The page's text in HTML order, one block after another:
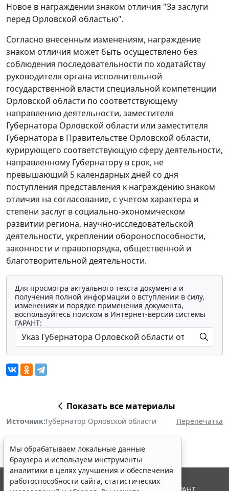
Новое в награждении знаком отличия "За заслуги
перед Орловской областью".
Согласно внесенным изменениям, награждение
знаком отличия может быть осуществлено без
соблюдения последовательности по ходатайству
руководителя органа исполнительной
государственной власти специальной компетенции
Орловской области по соответствующему
направлению деятельности, заместителя
Губернатора Орловской области или заместителя
Губернатора в Правительстве Орловской области,
курирующего соответствующую сферу деятельности,
направленному Губернатору в срок, не
превышающий 5 календарных дней со дня
поступления представления к награждению знаком
отличия на согласование, с учетом характера и
степени заслуг в социально-экономическом
развитии региона, научно-исследовательской
деятельности, укреплении обороноспособности,
законности и правопорядка, общественной и
благотворительной деятельности.
Для просмотра актуального текста документа и
получения полной информации о вступлении в силу,
изменениях и порядке применения документа,
воспользуйтесь поиском в Интернет-версии системы
ГАРАНТ:
Показать все материалы
Источник:Губернатор Орловской области Перепечатка
Мы обрабатываем локальные данные
браузера и используем инструменты
аналитики в целях улучшения и обеспечения
работоспособности сайта, статистических
© ООО "НПП "ГАРАНТ-СЕРВИС", 2026. Система ГАРАНТ